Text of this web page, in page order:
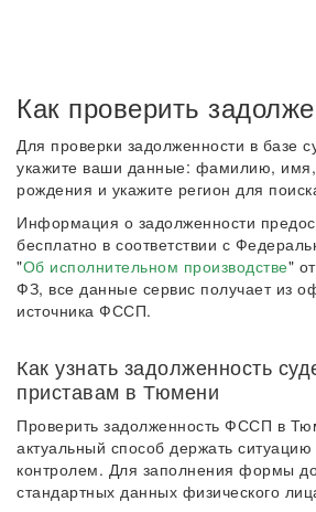
Как проверить
Для проверки задолженности в базе
укажите ваши данные: фамилию, имя,
рождения и укажите регион для
Информация о задолженности
бесплатно в соответствии с
"Об исполнительном производстве"
ФЗ, все данные сервис получает из
источника ФССП.
Как узнать задолженность
приставам в Тюмени
Проверить задолженность ФССП в
актуальный способ держать
контролем. Для заполнения формы
стандартных данных физического